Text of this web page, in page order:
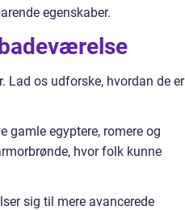
egenskaber.
Lad os udforske, hvordan de er
gamle egyptere, romere og
hvor folk kunne
sig til mere avancerede